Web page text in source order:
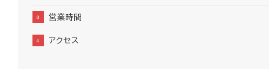
営業時間
アクセス